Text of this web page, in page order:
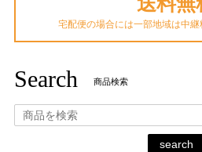
宅配便の場合には一部地域は中継
Search 商品検索
search